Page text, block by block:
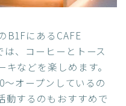
B1FにあるCAFE
は、コーヒーとトース
などを楽しめます。
オープンしているの
動するのもおすすめで